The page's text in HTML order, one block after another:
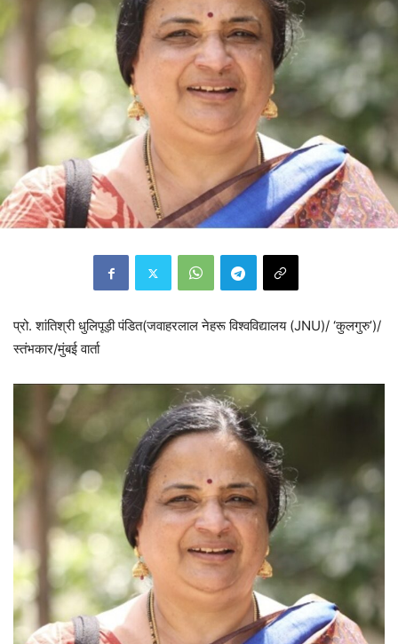
प्रो. शांतिश्री धुलिपूड़ी पंडित(जवाहरलाल नेहरू विश्वविद्यालय (JNU)/ ‘कुलगुरु’)/
स्तंभकार/मुंबई वार्ता